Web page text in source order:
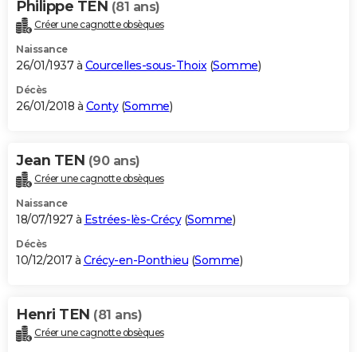
Philippe TEN (81 ans)
Créer une cagnotte obsèques
Naissance
26/01/1937 à Courcelles-sous-Thoix(Somme)
Décès
26/01/2018 à Conty(Somme)
Jean TEN (90 ans)
Créer une cagnotte obsèques
Naissance
18/07/1927 à Estrées-lès-Crécy(Somme)
Décès
10/12/2017 à Crécy-en-Ponthieu (Somme)
Henri TEN (81 ans)
Créer une cagnotte obsèques